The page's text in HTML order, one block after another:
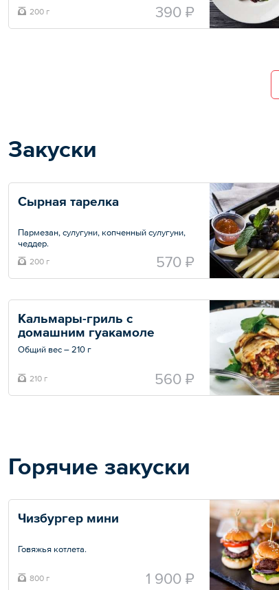
200 г 390 ₽
Закуски
Сырная тарелка
Пармезан, сулугуни, копченный сулугуни,
чеддер.
Общий вес – 200 г
200 г 570 ₽
Кальмары-гриль с
домашним гуакамоле
Общий вес – 210 г
210 г 560 ₽
Горячие закуски
Чизбургер мини
Говяжья котлета.
10 шт. по 80 г
Общий вес – 0.8 кг
800 г 1 900 ₽